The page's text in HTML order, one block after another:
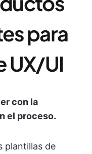
para
UX/UI
con la
el proceso.
plantillas de